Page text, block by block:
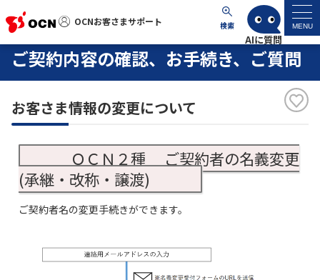
OCNお客さまサポート 検索 MENU
OCNお客さまサポート
マイページ
サポートトップ
サービス名から探す
よくあるご質問
各種ダウンロード
ご契約内容の確認、お手続き、ご質問
お客さま情報の変更について
ＯＣＮ２種 ご契約者の名義変更
(承継・改称・譲渡)
ご契約者名の変更手続きができます。